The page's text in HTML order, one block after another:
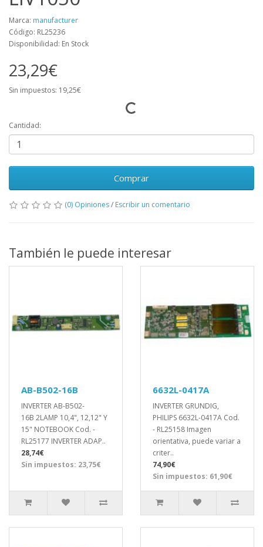
Marca: manufacturer
Código: RL25236
Disponibilidad: En Stock
23,29€
Sin impuestos: 19,25€
Cantidad:
Comprar
(0) Opiniones/ Escribir un comentario
También le puede interesar
AB-B502-16B
INVERTER AB-B502-
16B 2LAMP 10,4", 12,12" Y
15" NOTEBOOK Cod. -
RL25177 INVERTER ADAP..
28,74€
Sin impuestos: 23,75€
6632L-0417A
INVERTER GRUNDIG,
PHILIPS 6632L-0417A Cod.
- RL25158 Imagen
orientativa, puede variar a
criter..
74,90€
Sin impuestos: 61,90€